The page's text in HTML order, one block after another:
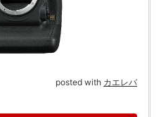
posted with カエレバ